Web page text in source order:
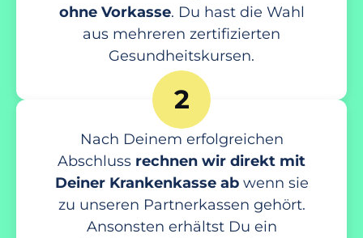
ohne Vorkasse. Du hast die Wahl
aus mehreren zertifizierten
Gesundheitskursen.
2
Nach Deinem erfolgreichen
Abschluss rechnen wir direkt mit
Deiner Krankenkasse abwenn sie
zu unseren Partnerkassen gehört.
Ansonsten erhältst Du ein